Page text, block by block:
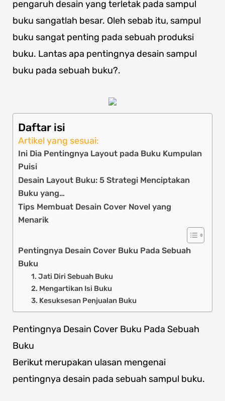
pengaruh desain yang terletak pada sampul
buku sangatlah besar. Oleh sebab itu, sampul
buku sangat penting pada sebuah produksi
buku. Lantas apa pentingnya desain sampul
buku pada sebuah buku?.
Daftar isi
Artikel yang sesuai:
Ini Dia Pentingnya Layout pada Buku Kumpulan
Puisi
Desain Layout Buku: 5 Strategi Menciptakan
Buku yang…
Tips Membuat Desain Cover Novel yang
Menarik
Pentingnya Desain Cover Buku Pada Sebuah
Buku
1. Jati Diri Sebuah Buku
2. Mengartikan Isi Buku
3. Kesuksesan Penjualan Buku
Pentingnya Desain Cover Buku Pada Sebuah
Buku
Berikut merupakan ulasan mengenai
pentingnya desain pada sebuah sampul buku.